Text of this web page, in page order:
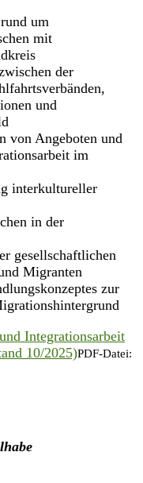
um
mit
der
und
von Angeboten und
im
interkultureller
in der
gesellschaftlichen
Migranten
zur
Integrationsarbeit
10/2025)PDF-Datei: